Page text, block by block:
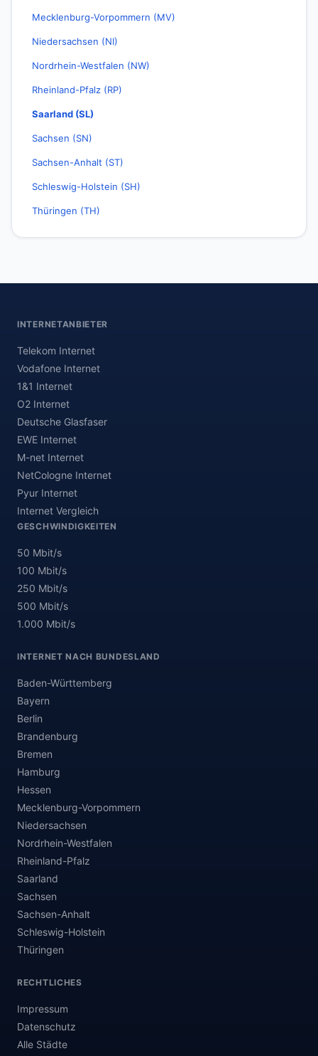
Mecklenburg-Vorpommern (MV)
Niedersachsen (NI)
Nordrhein-Westfalen (NW)
Rheinland-Pfalz (RP)
Saarland (SL)
Sachsen (SN)
Sachsen-Anhalt (ST)
Schleswig-Holstein (SH)
Thüringen (TH)
INTERNETANBIETER
Telekom Internet
Vodafone Internet
1&1 Internet
O2 Internet
Deutsche Glasfaser
EWE Internet
M-net Internet
NetCologne Internet
Pyur Internet
Internet Vergleich
GESCHWINDIGKEITEN
50 Mbit/s
100 Mbit/s
250 Mbit/s
500 Mbit/s
1.000 Mbit/s
INTERNET NACH BUNDESLAND
Baden-Württemberg
Bayern
Berlin
Brandenburg
Bremen
Hamburg
Hessen
Mecklenburg-Vorpommern
Niedersachsen
Nordrhein-Westfalen
Rheinland-Pfalz
Saarland
Sachsen
Sachsen-Anhalt
Schleswig-Holstein
Thüringen
RECHTLICHES
Impressum
Datenschutz
Alle Städte